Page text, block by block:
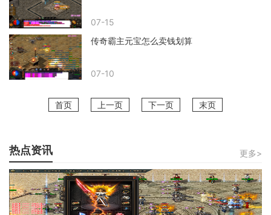
07-15
传奇霸主元宝怎么卖钱划算
07-10
首页 上一页 下一页 末页
热点资讯 更多>